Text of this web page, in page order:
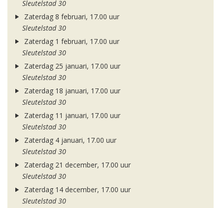
Sleutelstad 30
Zaterdag 8 februari, 17.00 uur
Sleutelstad 30
Zaterdag 1 februari, 17.00 uur
Sleutelstad 30
Zaterdag 25 januari, 17.00 uur
Sleutelstad 30
Zaterdag 18 januari, 17.00 uur
Sleutelstad 30
Zaterdag 11 januari, 17.00 uur
Sleutelstad 30
Zaterdag 4 januari, 17.00 uur
Sleutelstad 30
Zaterdag 21 december, 17.00 uur
Sleutelstad 30
Zaterdag 14 december, 17.00 uur
Sleutelstad 30